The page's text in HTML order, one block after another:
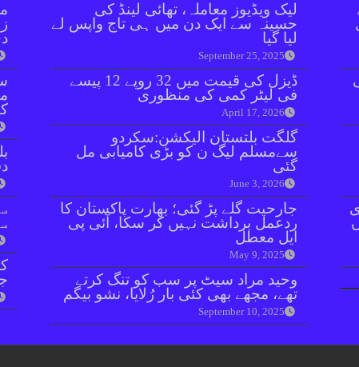
لیک ویڈیوز معاملہ، تھائی لینڈ کی
حسینہ سے ایک دن میں ہی تاج واپس لے
لیا گیا
September 25, 2025
ڈیزل کی قیمت میں 32 روپے 12 پیسے
فی لیٹر کمی کی منظوری
April 17, 2026
گلگت بلتستان الیکشن:سکردو
سےمسلم لیگ ن کو بڑی کامیابی مل
گئی
June 3, 2026
جارحیت گلے پڑ گئی؛ بھارت پاکستان کا
ردعمل برداشت نہیں کر سکا، آئی پی
ایل معطل
May 9, 2025
وحید مراد سیٹ پر سب کو تنگ کرتے
تھے، مجھے بھی کئی بار رُلایا، نشو بیگم
September 10, 2025